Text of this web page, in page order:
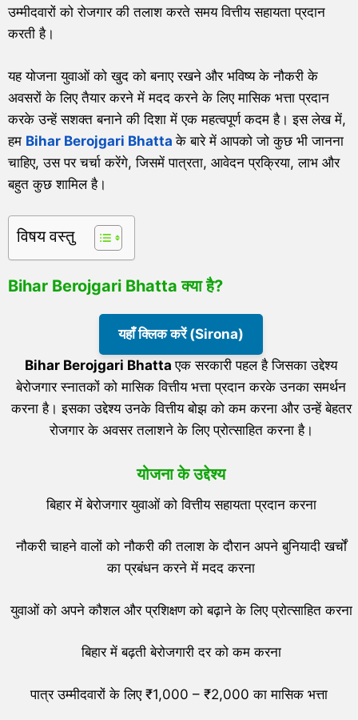
उम्मीदवारों को रोजगार की तलाश करते समय वित्तीय सहायता प्रदान
करती है।
यह योजना युवाओं को खुद को बनाए रखने और भविष्य के नौकरी के
अवसरों के लिए तैयार करने में मदद करने के लिए मासिक भत्ता प्रदान
करके उन्हें सशक्त बनाने की दिशा में एक महत्वपूर्ण कदम है। इस लेख में,
हम Bihar Berojgari Bhatta के बारे में आपको जो कुछ भी जानना
चाहिए, उस पर चर्चा करेंगे, जिसमें पात्रता, आवेदन प्रक्रिया, लाभ और
बहुत कुछ शामिल है।
विषय वस्तु
Bihar Berojgari Bhatta क्या है?
यहाँ क्लिक करें (Sirona)
Bihar Berojgari Bhatta एक सरकारी पहल है जिसका उद्देश्य
बेरोजगार स्नातकों को मासिक वित्तीय भत्ता प्रदान करके उनका समर्थन
करना है। इसका उद्देश्य उनके वित्तीय बोझ को कम करना और उन्हें बेहतर
रोजगार के अवसर तलाशने के लिए प्रोत्साहित करना है।
योजना के उद्देश्य
बिहार में बेरोजगार युवाओं को वित्तीय सहायता प्रदान करना
नौकरी चाहने वालों को नौकरी की तलाश के दौरान अपने बुनियादी खर्चों
का प्रबंधन करने में मदद करना
युवाओं को अपने कौशल और प्रशिक्षण को बढ़ाने के लिए प्रोत्साहित करना
बिहार में बढ़ती बेरोजगारी दर को कम करना
पात्र उम्मीदवारों के लिए ₹1,000 – ₹2,000 का मासिक भत्ता